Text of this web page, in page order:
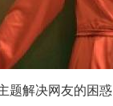
题解决网友的困惑